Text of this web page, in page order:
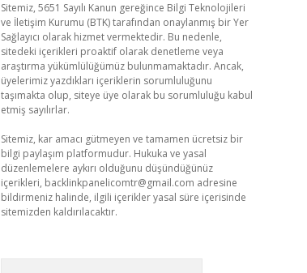
Sitemiz, 5651 Sayılı Kanun gereğince Bilgi Teknolojileri
ve İletişim Kurumu (BTK) tarafından onaylanmış bir Yer
Sağlayıcı olarak hizmet vermektedir. Bu nedenle,
sitedeki içerikleri proaktif olarak denetleme veya
araştırma yükümlülüğümüz bulunmamaktadır. Ancak,
üyelerimiz yazdıkları içeriklerin sorumluluğunu
taşımakta olup, siteye üye olarak bu sorumluluğu kabul
etmiş sayılırlar.
Sitemiz, kar amacı gütmeyen ve tamamen ücretsiz bir
bilgi paylaşım platformudur. Hukuka ve yasal
düzenlemelere aykırı olduğunu düşündüğünüz
içerikleri, backlinkpanelicomtr@gmail.com adresine
bildirmeniz halinde, ilgili içerikler yasal süre içerisinde
sitemizden kaldırılacaktır.